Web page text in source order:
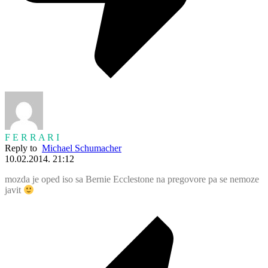
F E R R A R I
Reply to Michael Schumacher
10.02.2014. 21:12
mozda je oped iso sa Bernie Ecclestone na pregovore pa se nemoze
javit